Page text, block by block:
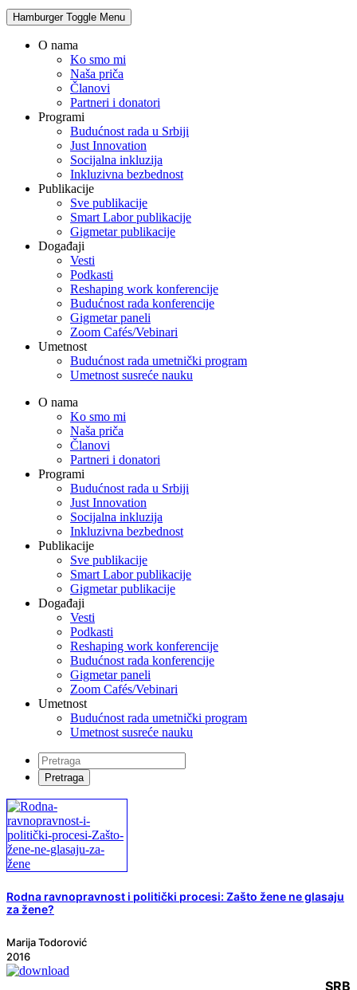
Hamburger Toggle Menu
O nama
Ko smo mi
Naša priča
Članovi
Partneri i donatori
Programi
Budućnost rada u Srbiji
Just Innovation
Socijalna inkluzija
Inkluzivna bezbednost
Publikacije
Sve publikacije
Smart Labor publikacije
Gigmetar publikacije
Događaji
Vesti
Podkasti
Reshaping work konferencije
Budućnost rada konferencije
Gigmetar paneli
Zoom Cafés/Vebinari
Umetnost
Budućnost rada umetnički program
Umetnost susreće nauku
O nama
Ko smo mi
Naša priča
Članovi
Partneri i donatori
Programi
Budućnost rada u Srbiji
Just Innovation
Socijalna inkluzija
Inkluzivna bezbednost
Publikacije
Sve publikacije
Smart Labor publikacije
Gigmetar publikacije
Događaji
Vesti
Podkasti
Reshaping work konferencije
Budućnost rada konferencije
Gigmetar paneli
Zoom Cafés/Vebinari
Umetnost
Budućnost rada umetnički program
Umetnost susreće nauku
Rodna ravnopravnost i politički procesi: Zašto žene ne glasaju
za žene?
Marija Todorović
2016
SRB